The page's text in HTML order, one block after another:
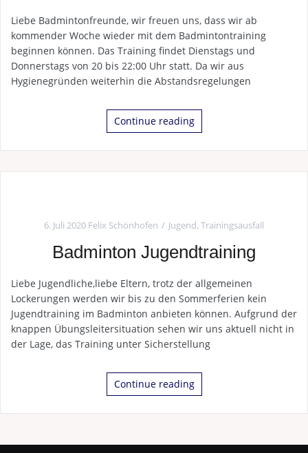
Liebe Badmintonfreunde, wir freuen uns, dass wir ab
kommender Woche wieder mit dem Badmintontraining
beginnen können. Das Training findet Dienstags und
Donnerstags von 20 bis 22:00 Uhr statt. Da wir aus
Hygienegründen weiterhin die Abstandsregelungen
Continue reading
6. Juli 2020 Felix Schönhofen Jugend, Trainingsausfall
Badminton Jugendtraining
Liebe Jugendliche,liebe Eltern, trotz der allgemeinen
Lockerungen werden wir bis zu den Sommerferien kein
Jugendtraining im Badminton anbieten können. Aufgrund der
knappen Übungsleitersituation sehen wir uns aktuell nicht in
der Lage, das Training unter Sicherstellung
Continue reading